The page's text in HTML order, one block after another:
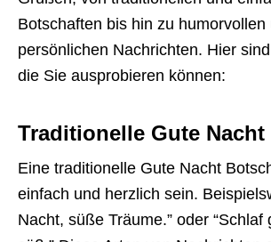
Botschaften bis hin zu humorvollen
persönlichen Nachrichten. Hier
die Sie ausprobieren können:
Traditionelle Gute Nacht
Eine traditionelle Gute Nacht
einfach und herzlich sein.
Nacht, süße Träume.” oder “Schlaf